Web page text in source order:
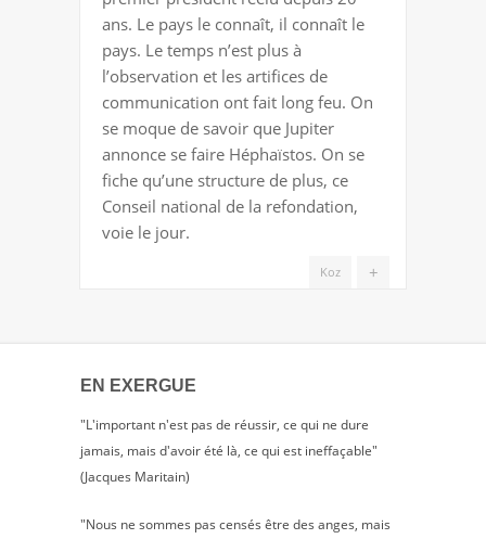
ans. Le pays le connaît, il connaît le
pays. Le temps n’est plus à
l’observation et les artifices de
communication ont fait long feu. On
se moque de savoir que Jupiter
annonce se faire Héphaïstos. On se
fiche qu’une structure de plus, ce
Conseil national de la refondation,
voie le jour.
+
Koz
EN EXERGUE
"L'important n'est pas de réussir, ce qui ne dure
jamais, mais d'avoir été là, ce qui est ineffaçable"
(Jacques Maritain)
"Nous ne sommes pas censés être des anges, mais